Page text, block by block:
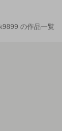
の作品一覧